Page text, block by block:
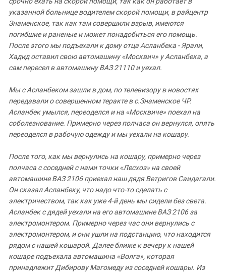
указанной больнице водителемскорой помощи, в райцентр
Знаменское, так как там совершили взрыв, имеются
погибшие и раненые и может понадобиться его помощь.
После этого мы подъехали к дому отца Асланбека -Ярали,
Хадид оставил свою автомашину «Москвич» у Асланбека, а
сам пересел вавтомашину ВАЗ21110и уехал.
Мы с Асланбеком зашли в дом, по телевизору в новостях
передавали о совершенном теракте в с.Знаменское ЧР.
Асланбек умылся, переоделся и на «Москвиче» поехал на
соболезнование. Примерно через полчаса он вернулся, опять
переоделся в рабочую одежду и мы уехали на кошару.
После того, как мы вернулись на кошару, примерно через
полчаса ссоседней с нами точки «Лесхоз» на своей
автомашине ВАЗ2106приехал наш дядя Ветригов Саидагали.
Он сказал Асланбеку, чтонадо что-то сделать с
электричеством, так как уже4-й день мы сиделибез света.
Асланбек с дядей уехали на его автомашине ВАЗ2106за
электромонтером. Примерно через час они вернулись с
электромонтером, и они ушли на подстанцию, что находится
рядом с нашей кошарой. Далее ближе к вечеру к нашей
кошаре подъехала автомашина «Волга», которая
принадлежит Дибирову Магомеду из соседней кошары. Из